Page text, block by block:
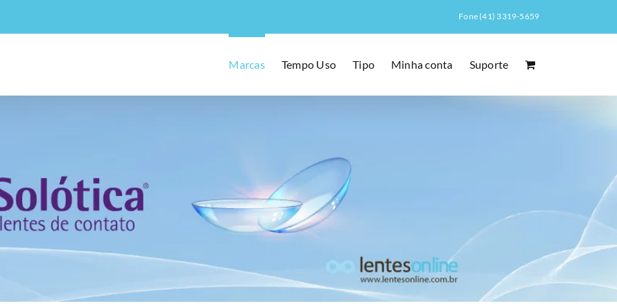
Fone (41) 3319-5659
Marcas Tempo Uso Tipo Minha conta Suporte